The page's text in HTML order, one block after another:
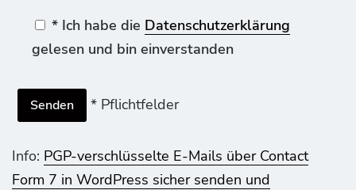
* Ich habe die Datenschutzerklärung
gelesen und bin einverstanden
* Pflichtfelder
Info: PGP-verschlüsselte E-Mails über Contact
Form 7 in WordPress sicher senden und